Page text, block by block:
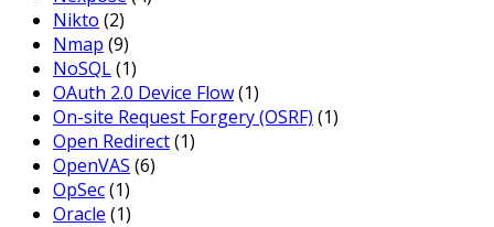
Nikto (2)
Nmap (9)
NoSQL(1)
OAuth 2.0 Device Flow(1)
On-site Request Forgery (OSRF) (1)
Open Redirect(1)
OpenVAS (6)
OpSec(1)
Oracle (1)